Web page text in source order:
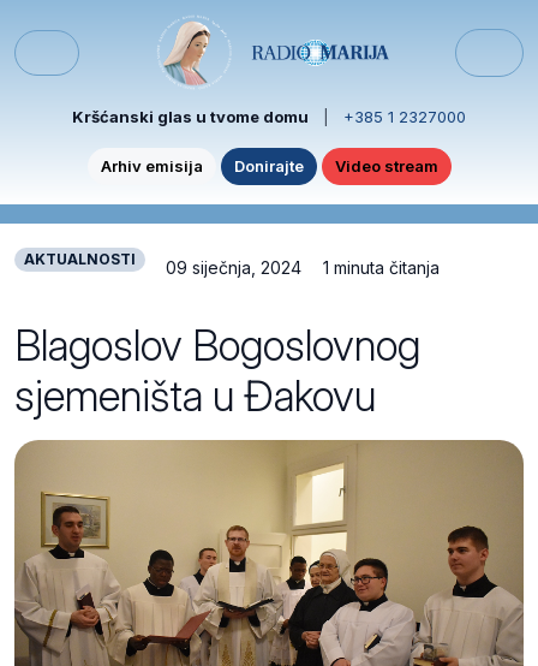
Menu
Kršćanski glas u tvome domu +385 1 2327000
Arhiv emisija Donirajte Video stream
AKTUALNOSTI 09 siječnja, 2024 1 minuta čitanja
Blagoslov Bogoslovnog
sjemeništa u Đakovu